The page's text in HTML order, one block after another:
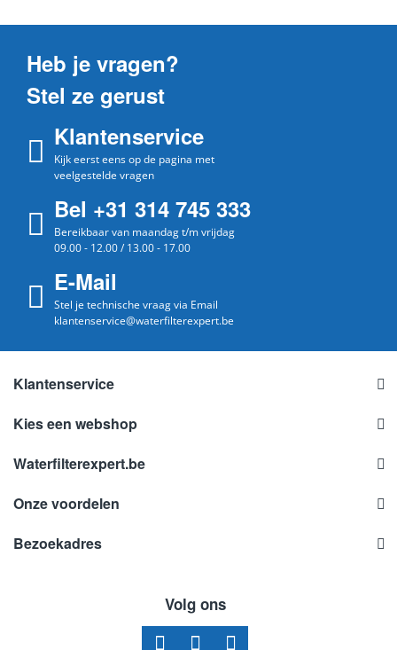
Heb je vragen?
Stel ze gerust
Klantenservice
Kijk eerst eens op de pagina met
veelgestelde vragen
Bel +31 314 745 333
Bereikbaar van maandag t/m vrijdag
09.00 - 12.00 / 13.00 - 17.00
E-Mail
Stel je technische vraag via Email
klantenservice@waterfilterexpert.be
Klantenservice
Kies een webshop
Waterfilterexpert.be
Onze voordelen
Bezoekadres
Volg ons